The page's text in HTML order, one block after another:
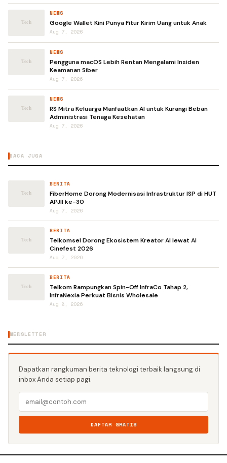
NEWS
Google Wallet Kini Punya Fitur Kirim Uang untuk Anak
Aug 7, 2026
NEWS
Pengguna macOS Lebih Rentan Mengalami Insiden
Keamanan Siber
Aug 7, 2026
NEWS
RS Mitra Keluarga Manfaatkan AI untuk Kurangi Beban
Administrasi Tenaga Kesehatan
Aug 7, 2026
BACA JUGA
BERITA
FiberHome Dorong Modernisasi Infrastruktur ISP di HUT
APJII ke-30
Aug 7, 2026
BERITA
Telkomsel Dorong Ekosistem Kreator AI lewat AI
Cinefest 2026
Aug 7, 2026
BERITA
Telkom Rampungkan Spin-Off InfraCo Tahap 2,
InfraNexia Perkuat Bisnis Wholesale
Aug 8, 2026
NEWSLETTER
Dapatkan rangkuman berita teknologi terbaik langsung di
inbox Anda setiap pagi.
DAFTAR GRATIS